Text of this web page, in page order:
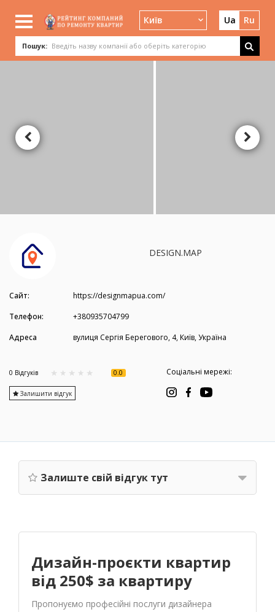
Київ Ua Ru
Пошук:
DESIGN.MAP
Сайт:
https://designmapua.com/
Телефон:
+380935704799
Адреса
вулиця Сергія Берегового, 4, Київ, Україна
0 Вiдгукiв 0.0
Залишити відгук
Соціальні мережі:
Залиште свій відгук тут
Дизайн-проєкти квартир
від 250$ за квартиру
Пропонуємо професійні послуги дизайнера